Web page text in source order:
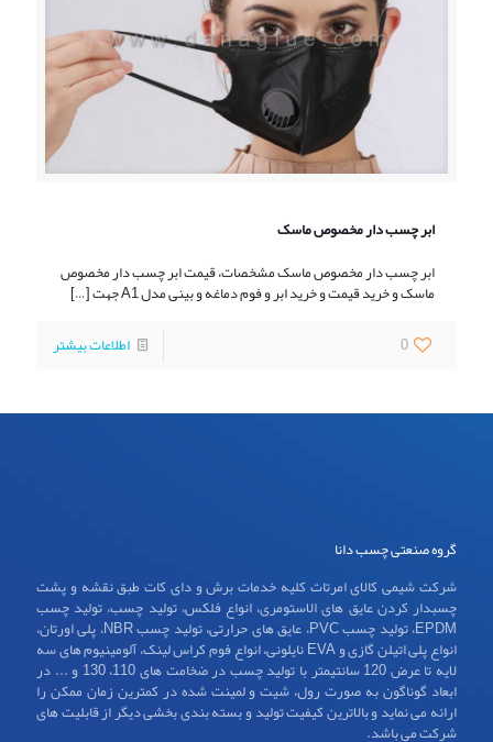
ابر چسب دار مخصوص ماسک
ابر چسب دار مخصوص ماسک مشخصات، قیمت ابر چسب دار مخصوص
ماسک و خرید قیمت و خرید ابر و فوم دماغه و بینی مدل A1 جهت
[…]
0
اطلاعات بیشتر
گروه صنعتی چسب دانا
شرکت شیمی کالای امرتات کلیه خدمات برش و دای کات طبق نقشه و پشت
چسبدار کردن عایق های الاستومری، انواع فلکس، تولید چسب، تولید چسب
EPDM، تولید چسب PVC، عایق های حرارتی، تولید چسب NBR، پلی اورتان،
انواع پلی اتیلن گازی و EVA نایلونی، انواع فوم کراس لینک، آلومینیوم های سه
لایه تا عرض 120 سانتیمتر با تولید چسب در ضخامت های 110، 130 و ... در
ابعاد گوناگون به صورت رول، شیت و لمینت شده در کمترین زمان ممکن را
ارائه می نماید و بالاترین کیفیت تولید و بسته بندی بخشی دیگر از قابلیت های
شرکت می باشد.